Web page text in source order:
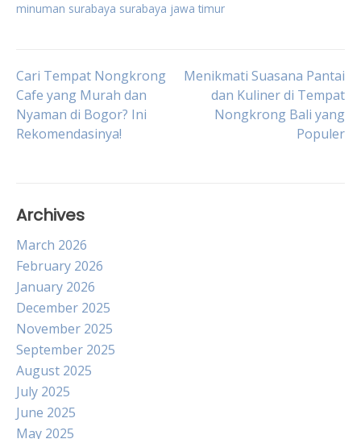
minuman surabaya surabaya jawa timur
Post
navigation
Cari Tempat Nongkrong
Cafe yang Murah dan
Nyaman di Bogor? Ini
Rekomendasinya!
Menikmati Suasana Pantai
dan Kuliner di Tempat
Nongkrong Bali yang
Populer
Archives
March 2026
February 2026
January 2026
December 2025
November 2025
September 2025
August 2025
July 2025
June 2025
May 2025